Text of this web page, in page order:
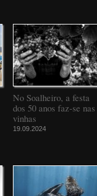
No Soalheiro, a festa
dos 50 anos faz-se nas
vinhas
19.09.2024